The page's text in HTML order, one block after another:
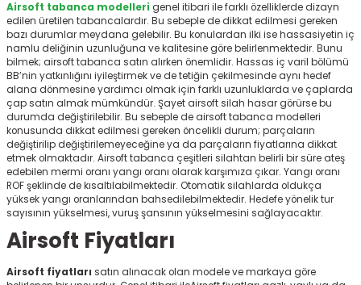
Airsoft tabanca modelleri genel itibari ile farklı özelliklerde dizayn
edilen üretilen tabancalardır. Bu sebeple de dikkat edilmesi gereken
bazı durumlar meydana gelebilir. Bu konulardan ilki ise hassasiyetin iç
namlu deliğinin uzunluğuna ve kalitesine göre belirlenmektedir. Bunu
bilmek; airsoft tabanca satın alırken önemlidir. Hassas iç varil bölümü
BB’nin yatkınlığını iyileştirmek ve de tetiğin çekilmesinde aynı hedef
alana dönmesine yardımcı olmak için farklı uzunluklarda ve çaplarda
çap satın almak mümkündür. Şayet airsoft silah hasar görürse bu
durumda değiştirilebilir. Bu sebeple de airsoft tabanca modelleri
konusunda dikkat edilmesi gereken öncelikli durum; parçaların
değiştirilip değiştirilemeyeceğine ya da parçaların fiyatlarına dikkat
etmek olmaktadır. Airsoft tabanca çeşitleri silahtan belirli bir süre ateş
edebilen mermi oranı yangı oranı olarak karşımıza çıkar. Yangı oranı
ROF şeklinde de kısaltılabilmektedir. Otomatik silahlarda oldukça
yüksek yangı oranlarından bahsedilebilmektedir. Hedefe yönelik tur
sayısının yükselmesi, vuruş şansının yükselmesini sağlayacaktır.
Airsoft Fiyatları
Airsoft fiyatları satın alınacak olan modele ve markaya göre